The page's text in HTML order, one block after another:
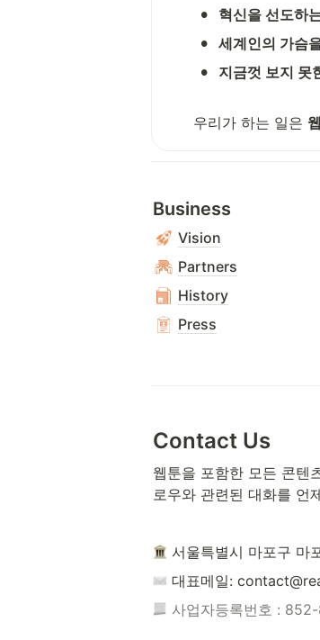
• 혁신을 선도하
• 세계인의 가슴
• 지금껏 보지 못
우리가 하는 일은
Business
Vision
Partners
History
Press
Contact Us
웹툰을 포함한 모든 콘텐
로우와 관련된 대화를 언
서울특별시 마포구 마
대표메일:
사업자등록번호 :